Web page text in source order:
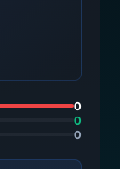
0
0
0